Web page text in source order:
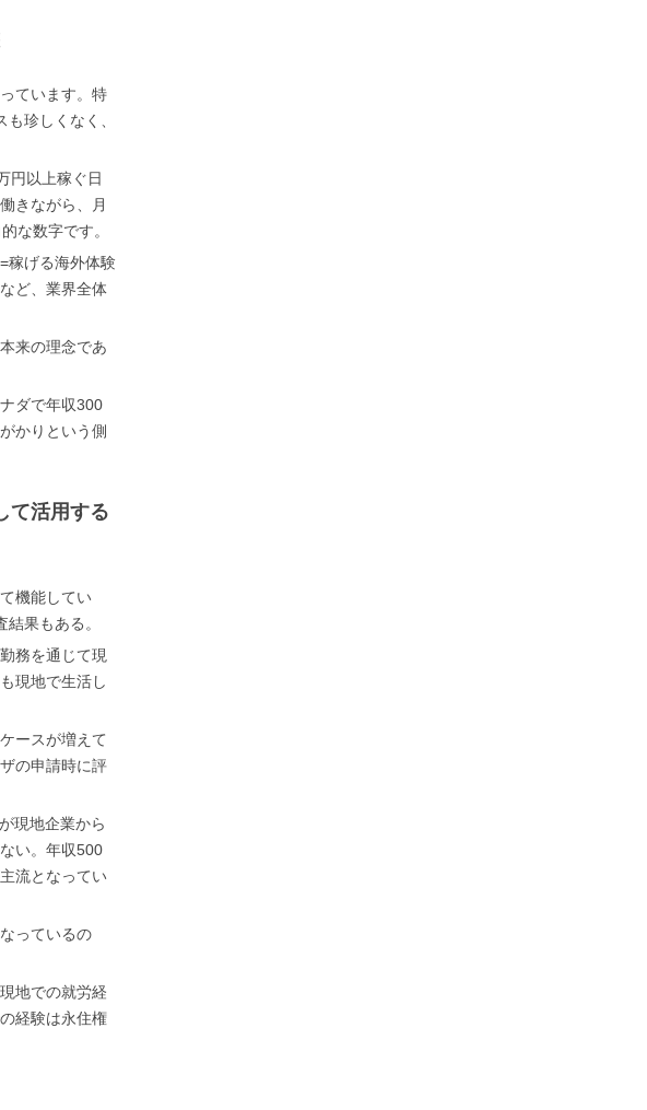
ています。特
珍しくなく、
円以上稼ぐ日
きながら、月
な数字です。
稼げる海外体験
ど、業界全体
来の理念であ
ダで年収300
かりという側
て活用する
機能してい
果もある。
務を通じて現
現地で生活し
ースが増えて
の申請時に評
現地企業から
い。年収500
流となってい
っているの
地での就労経
経験は永住権